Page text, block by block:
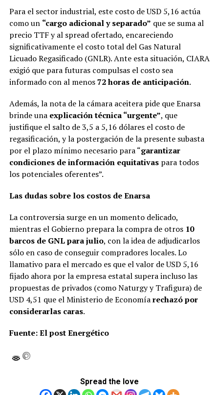
Para el sector industrial, este costo de USD 5,16 actúa
como un “cargo adicional y separado” que se suma al
precio TTF y al spread ofertado, encareciendo
significativamente el costo total del Gas Natural
Licuado Regasificado (GNLR). Ante esta situación, CIARA
exigió que para futuras compulsas el costo sea
informado con al menos72 horas de anticipación.
Además, la nota de la cámara aceitera pide que Enarsa
brinde una explicación técnica “urgente”, que
justifique el salto de 3,5 a 5,16 dólares el costo de
regasificación, y la postergación de la presente subasta
por el plazo mínimo necesario para “garantizar
condiciones de información equitativaspara todos
los potenciales oferentes”.
Las dudas sobre los costos de Enarsa
La controversia surge en un momento delicado,
mientras el Gobierno prepara la compra de otros 10
barcos de GNL para julio, con la idea de adjudicarlos
sólo en caso de conseguir compradores locales. Lo
llamativo para el mercado es que el valor de USD 5,16
fijado ahora por la empresa estatal supera incluso las
propuestas de privados (como Naturgy y Trafigura) de
USD 4,51 que el Ministerio de Economíarechazó por
considerarlas caras.
Fuente: El post Energético
Spread the love